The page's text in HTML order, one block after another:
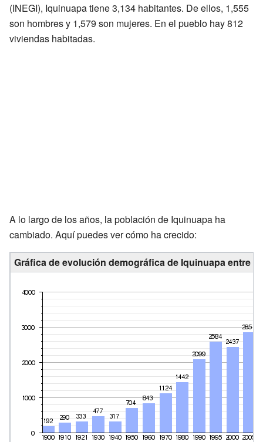
(INEGI), Iquinuapa tiene 3,134 habitantes. De ellos, 1,555
son hombres y 1,579 son mujeres. En el pueblo hay 812
viviendas habitadas.
A lo largo de los años, la población de Iquinuapa ha
cambiado. Aquí puedes ver cómo ha crecido:
Gráfica de evolución demográfica de Iquinuapa entre